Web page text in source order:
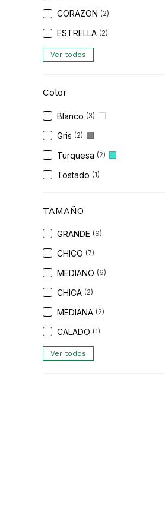
CORAZON (2)
ESTRELLA (2)
Ver todos
Color
Blanco (3)
Gris (2)
Turquesa (2)
Tostado (1)
TAMAÑO
GRANDE (9)
CHICO (7)
MEDIANO (6)
CHICA (2)
MEDIANA (2)
CALADO (1)
Ver todos